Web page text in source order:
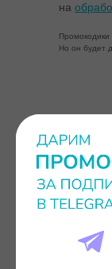
Но он будет
на
Каталог
Bluetooth
Планшет
Планшет
Проектор
Детский